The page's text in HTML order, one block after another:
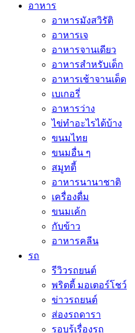
อาหาร
อาหารมังสวิรัติ
อาหารเจ
อาหารจานเดียว
อาหารสำหรับเด็ก
อาหารเช้าจานเด็ด
เบเกอรี่
อาหารว่าง
ไข่ทำอะไรได้บ้าง
ขนมไทย
ขนมอื่น ๆ
สมูทตี้
อาหารนานาชาติ
เครื่องดื่ม
ขนมเค้ก
กับข้าว
อาหารคลีน
รถ
รีวิวรถยนต์
พริตตี้ มอเตอร์โชว์
ข่าวรถยนต์
ส่องรถดารา
รอบรู้เรื่องรถ